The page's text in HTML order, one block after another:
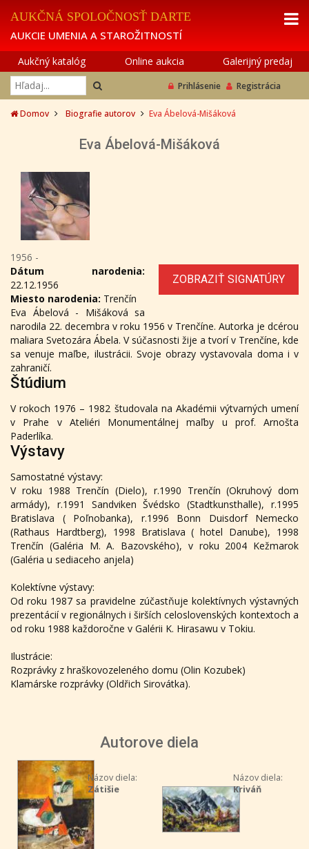
AUKČNÁ SPOLOČNOSŤ DARTE
AUKCIE UMENIA A STAROŽITNOSTÍ
Aukčný katalóg Online aukcia Galerijný predaj
Prihlásenie Registrácia
Domov Biografie autorov Eva Ábelová-Mišáková
Eva Ábelová-Mišáková
1956 -
ZOBRAZIŤ SIGNATÚRY
Dátum narodenia:
22.12.1956
Miesto narodenia: Trenčín
Eva Ábelová - Mišáková sa
narodila 22. decembra v roku 1956 v Trenčíne. Autorka je dcérou
maliara Svetozára Ábela. V súčasnosti žije a tvorí v Trenčíne, kde
sa venuje maľbe, ilustrácii. Svoje obrazy vystavovala doma i v
zahraničí.
Štúdium
V rokoch 1976 – 1982 študovala na Akadémii výtvarných umení
v Prahe v Ateliéri Monumentálnej maľby u prof. Arnošta
Paderlíka.
Výstavy
Samostatné výstavy:
V roku 1988 Trenčín (Dielo), r.1990 Trenčín (Okruhový dom
armády), r.1991 Sandviken Švédsko (Stadtkunsthalle), r.1995
Bratislava ( Poľnobanka), r.1996 Bonn Duisdorf Nemecko
(Rathaus Hardtberg), 1998 Bratislava ( hotel Danube), 1998
Trenčín (Galéria M. A. Bazovského), v roku 2004 Kežmarok
(Galéria u sediaceho anjela)
Kolektívne výstavy:
Od roku 1987 sa pravidelne zúčastňuje kolektívnych výstavných
prezentácií v regionálnych i širších celoslovenských kontextoch a
od roku 1988 každoročne v Galérii K. Hirasawu v Tokiu.
Ilustrácie:
Rozprávky z hraškovozeleného domu (Olin Kozubek)
Klamárske rozprávky (Oldřich Sirovátka).
Autorove diela
Názov diela:
Zátišie
Názov diela:
Kriváň